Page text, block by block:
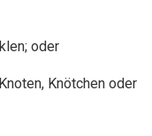
oder
Knötchen oder